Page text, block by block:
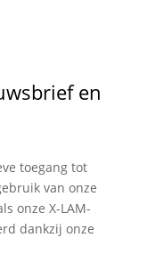
en
toegang tot
van onze
onze X-LAM-
dankzij onze